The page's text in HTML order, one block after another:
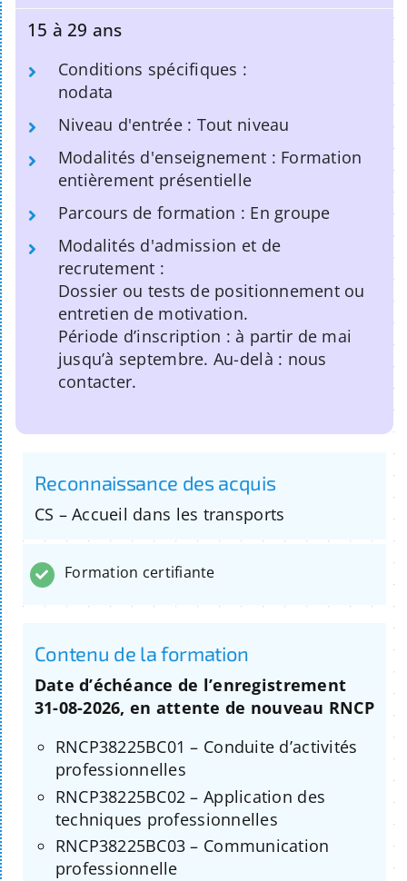
15 à 29 ans
Conditions spécifiques :
nodata
Niveau d'entrée : Tout niveau
Modalités d'enseignement : Formation
entièrement présentielle
Parcours de formation : En groupe
Modalités d'admission et de
recrutement :
Dossier ou tests de positionnement ou
entretien de motivation.
Période d’inscription : à partir de mai
jusqu’à septembre. Au-delà : nous
contacter.
Reconnaissance des acquis
CS – Accueil dans les transports
Formation certifiante
Contenu de la formation
Date d’échéance de l’enregistrement
31-08-2026, en attente de nouveau RNCP
RNCP38225BC01 – Conduite d’activités
professionnelles
RNCP38225BC02 – Application des
techniques professionnelles
RNCP38225BC03 – Communication
professionnelle